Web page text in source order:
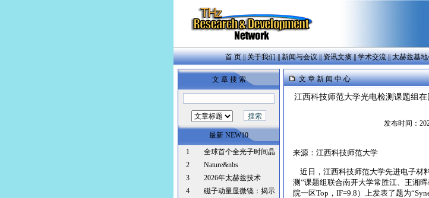
首 页||关于我们||新闻与会议||资讯文摘||学术交流||太赫兹基
文 章 搜 索
最新 NEW10
1
全球首个全光子时间晶
2
Nature&nbs
3
2026年太赫兹技术
4
磁子动量显微镜：揭示
文 章 新 闻 中 心
江西科技师范大学光电检测课题组
发布时间：
来源：江西科技师范大学
近日，江西科技师范大学先进电子材
测”课题组联合南开大学常胜江、王湘
院一区Top，IF=9.8）上发表了题为